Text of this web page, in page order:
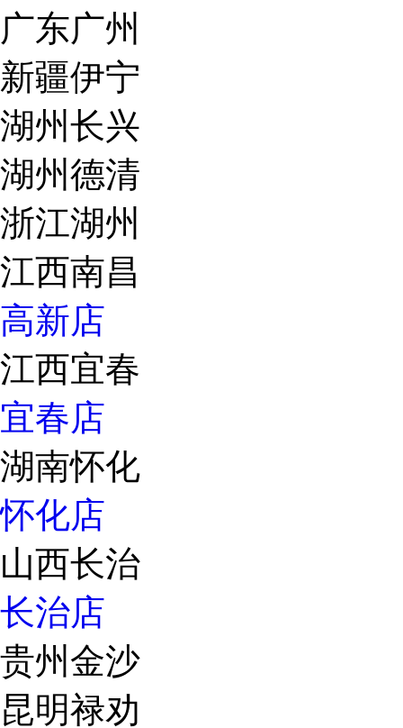
广东广州
新疆伊宁
湖州长兴
湖州德清
浙江湖州
江西南昌
高新店
江西宜春
宜春店
湖南怀化
怀化店
山西长治
长治店
贵州金沙
昆明禄劝